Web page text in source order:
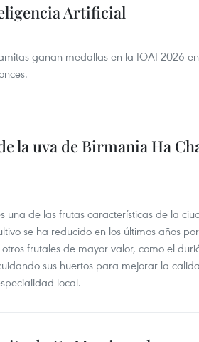
Artificial
ganan medallas en la IOAI 2026
la uva de Birmania Ha
una de las frutas características de la
se ha reducido en los últimos años
frutales de mayor valor, como el
sus huertos para mejorar la
local.